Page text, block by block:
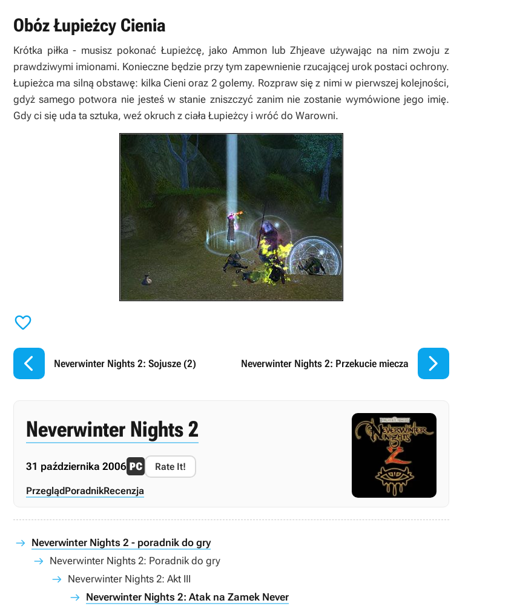
Obóz Łupieżcy Cienia
Krótka piłka - musisz pokonać Łupieżcę, jako Ammon lub Zhjeave używając na nim zwoju z
prawdziwymi imionami. Konieczne będzie przy tym zapewnienie rzucającej urok postaci ochrony.
Łupieżca ma silną obstawę: kilka Cieni oraz 2 golemy. Rozpraw się z nimi w pierwszej kolejności,
gdyż samego potwora nie jesteś w stanie zniszczyć zanim nie zostanie wymówione jego imię.
Gdy ci się uda ta sztuka, weź okruch z ciała Łupieżcy i wróć do Warowni.

 Neverwinter Nights 2: Sojusze (2) Neverwinter Nights 2: Przekucie miecza 
Neverwinter Nights 2
31 października 2006 Rate It!
PrzeglądPoradnikRecenzja
Neverwinter Nights 2 - poradnik do gry
Neverwinter Nights 2: Poradnik do gry
Neverwinter Nights 2: Akt III
Neverwinter Nights 2: Atak na Zamek Never